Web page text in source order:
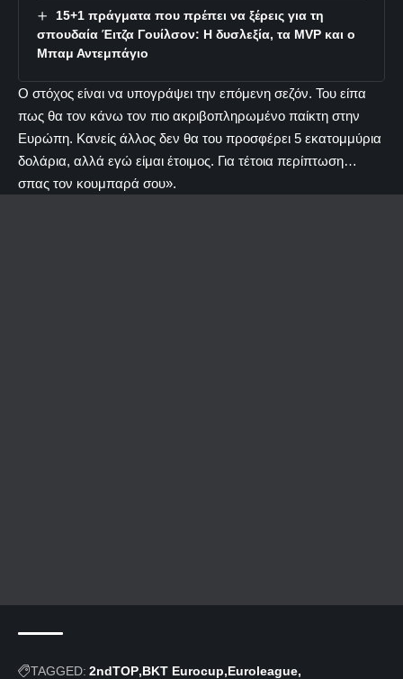
15+1 πράγματα που πρέπει να ξέρεις για τη
σπουδαία Έιτζα Γουίλσον: Η δυσλεξία, τα MVP και ο
Μπαμ Αντεμπάγιο
Ο στόχος είναι να υπογράψει την επόμενη σεζόν. Του είπα
πως θα τον κάνω τον πιο ακριβοπληρωμένο παίκτη στην
Ευρώπη. Κανείς άλλος δεν θα του προσφέρει 5 εκατομμύρια
δολάρια, αλλά εγώ είμαι έτοιμος. Για τέτοια περίπτωση…
σπας τον κουμπαρά σου».
TAGGED: 2ndTOP BKT Eurocup Euroleague